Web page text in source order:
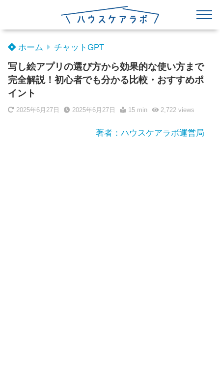
ホーム チャットGPT
写し絵アプリの選び方から効果的な使い方まで
完全解説！初心者でも分かる比較・おすすめポ
イント
2025年6月27日 2025年6月27日 15 min 2,722views
著者：ハウスケアラボ運営局